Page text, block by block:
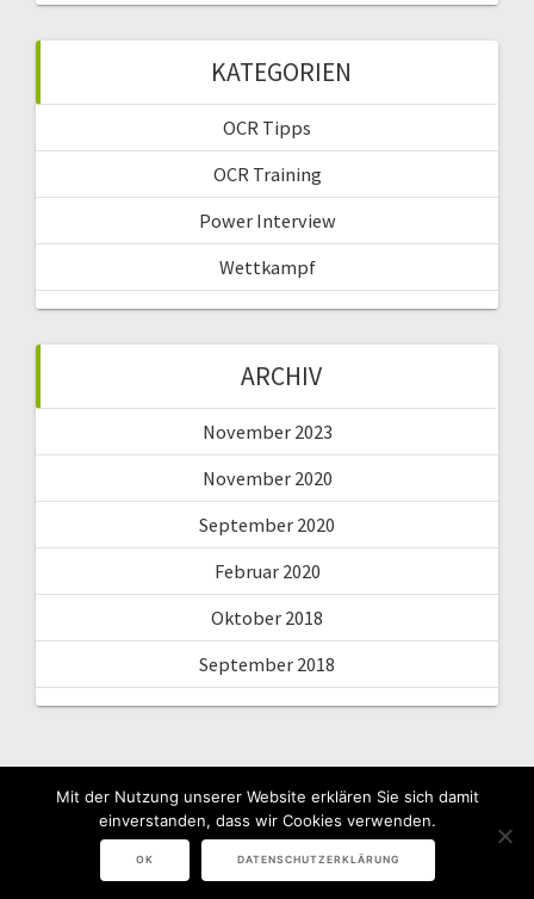
KATEGORIEN
OCR Tipps
OCR Training
Power Interview
Wettkampf
ARCHIV
November 2023
November 2020
September 2020
Februar 2020
Oktober 2018
September 2018
© 2026 Charles Franzke.Impressum Datenschutz
Mit der Nutzung unserer Website erklären Sie sich damit
einverstanden, dass wir Cookies verwenden.
OK DATENSCHUTZERKLÄRUNG